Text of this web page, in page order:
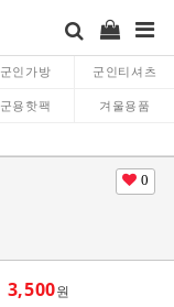
군인가방 군인티셔츠
군용핫팩 겨울용품
0
3,500원